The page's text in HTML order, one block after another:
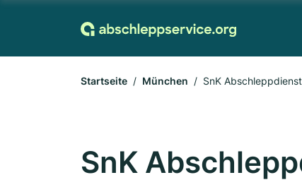
Startseite München SnK
SnK